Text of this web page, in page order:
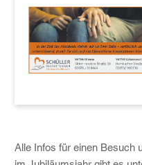
Alle Infos für einen Besuch